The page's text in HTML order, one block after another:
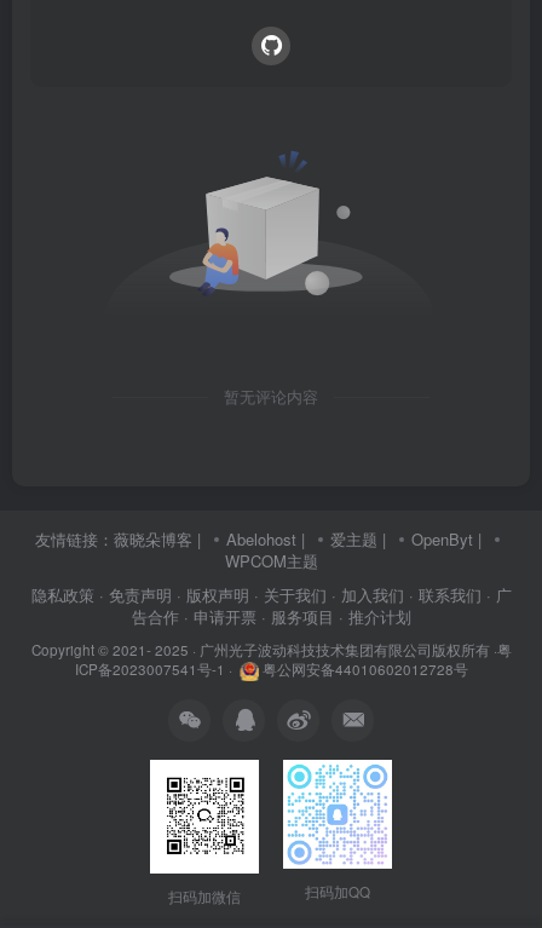
暂无评论内容
友情链接： 薇晓朵博客 | Abelohost | 爱主题 | OpenByt |
WPCOM主题
隐私政策 · 免责声明 · 版权声明 · 关于我们 · 加入我们 · 联系我们 · 广
告合作 · 申请开票 · 服务项目 · 推介计划
Copyright © 2021- 2025 · 广州光子波动科技技术集团有限公司版权所有·粤
ICP备2023007541号-1 · 粤公网安备44010602012728号
扫码加微信 扫码加QQ